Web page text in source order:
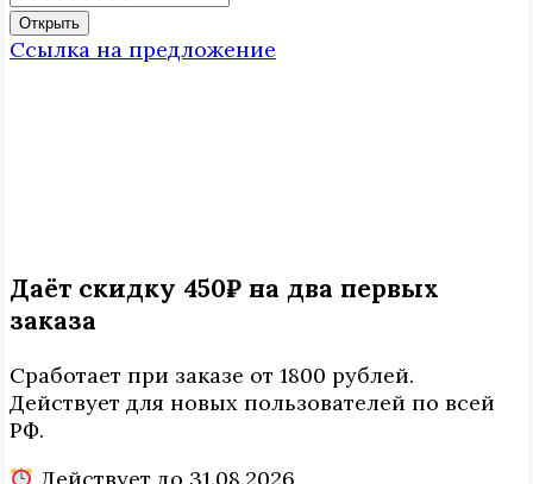
Открыть
Ссылка на предложение
Даёт скидку 450₽ на два первых
заказа
Сработает при заказе от 1800 рублей.
Действует для новых пользователей по всей
РФ.